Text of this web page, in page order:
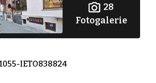
28
Fotogalerie
IETO838824